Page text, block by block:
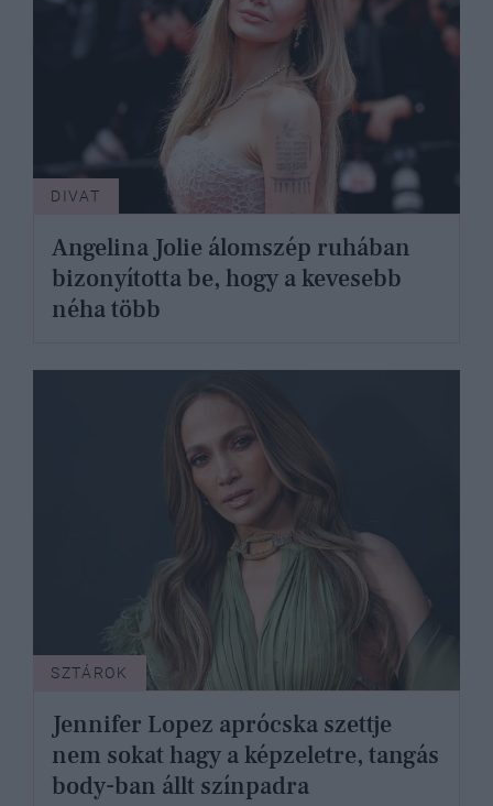
DIVAT
Angelina Jolie álomszép ruhában
bizonyította be, hogy a kevesebb
néha több
SZTÁROK
Jennifer Lopez aprócska szettje
nem sokat hagy a képzeletre, tangás
body-ban állt színpadra